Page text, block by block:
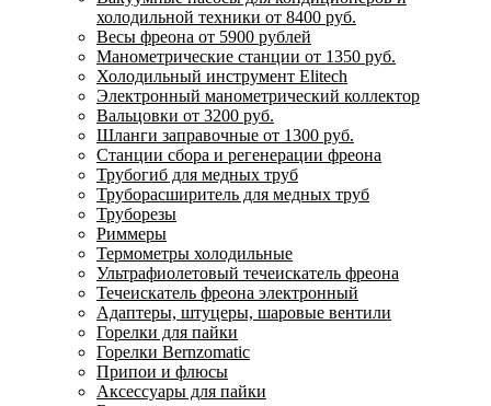
холодильной техники от 8400 руб.
Весы фреона от 5900 рублей
Манометрические станции от 1350 руб.
Холодильный инструмент Elitech
Электронный манометрический коллектор
Вальцовки от 3200 руб.
Шланги заправочные от 1300 руб.
Станции сбора и регенерации фреона
Трубогиб для медных труб
Труборасширитель для медных труб
Труборезы
Риммеры
Термометры холодильные
Ультрафиолетовый течеискатель фреона
Течеискатель фреона электронный
Адаптеры, штуцеры, шаровые вентили
Горелки для пайки
Горелки Bernzomatic
Припои и флюсы
Аксессуары для пайки